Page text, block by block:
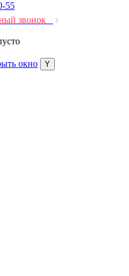
55
звонок
окно